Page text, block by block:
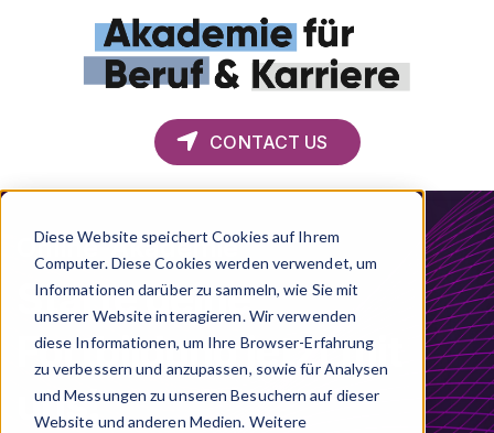
Diese Website speichert Cookies auf Ihrem
Computer. Diese Cookies werden verwendet, um
Informationen darüber zu sammeln, wie Sie mit
unserer Website interagieren. Wir verwenden
diese Informationen, um Ihre Browser-Erfahrung
zu verbessern und anzupassen, sowie für Analysen
und Messungen zu unseren Besuchern auf dieser
Website und anderen Medien. Weitere
CONTACT US
Online-Akademie
Starte deine
Fortbildung jetzt mit
uns!